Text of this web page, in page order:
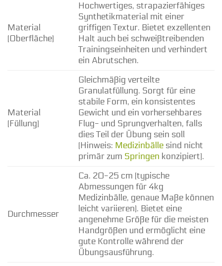
Material
(Oberfläche)
Hochwertiges, strapazierfähiges
Synthetikmaterial mit einer
griffigen Textur. Bietet exzellenten
Halt auch bei schweißtreibenden
Trainingseinheiten und verhindert
ein Abrutschen.
Material
(Füllung)
Gleichmäßig verteilte
Granulatfüllung. Sorgt für eine
stabile Form, ein konsistentes
Gewicht und ein vorhersehbares
Flug- und Sprungverhalten, falls
dies Teil der Übung sein soll
(Hinweis: Medizinbällesind nicht
primär zum Springen konzipiert).
Durchmesser
Ca. 20-25 cm (typische
Abmessungen für 4kg
Medizinbälle, genaue Maße können
leicht variieren). Bietet eine
angenehme Größe für die meisten
Handgrößen und ermöglicht eine
gute Kontrolle während der
Übungsausführung.